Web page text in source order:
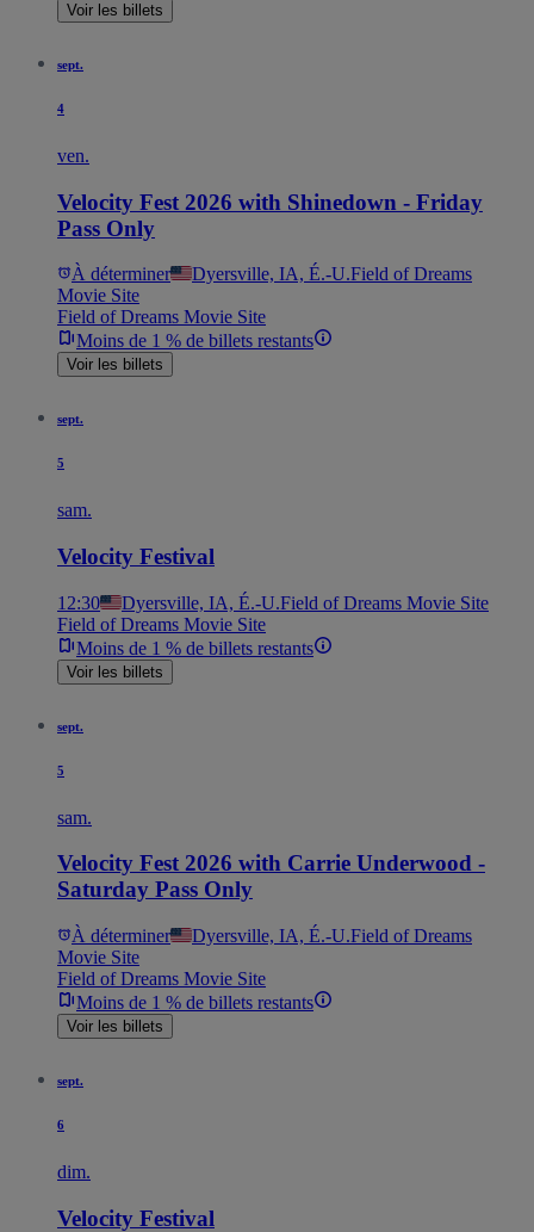
Voir les billets
sept.
4
ven.
Velocity Fest 2026 with Shinedown - Friday
Pass Only
À déterminer Dyersville, IA, É.-U.Field of Dreams
Movie Site
Field of Dreams Movie Site
Moins de 1 % de billets restants
Voir les billets
sept.
5
sam.
Velocity Festival
12:30 Dyersville, IA, É.-U.Field of Dreams Movie Site
Field of Dreams Movie Site
Moins de 1 % de billets restants
Voir les billets
sept.
5
sam.
Velocity Fest 2026 with Carrie Underwood -
Saturday Pass Only
À déterminer Dyersville, IA, É.-U.Field of Dreams
Movie Site
Field of Dreams Movie Site
Moins de 1 % de billets restants
Voir les billets
sept.
6
dim.
Velocity Festival